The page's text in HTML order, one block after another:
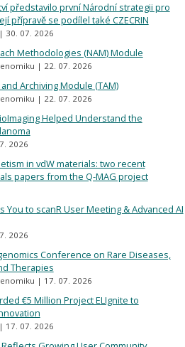
představilo první Národní strategii pro
přípravě se podílel také CZECRIN
30. 07. 2026
Methodologies (NAM) Module
22. 07. 2026
Archiving Module (TAM)
22. 07. 2026
Helped Understand the
2026
in vdW materials: two recent
papers from the Q-MAG project
You to scanR User Meeting & Advanced AI
2026
Conference on Rare Diseases,
Therapies
17. 07. 2026
€5 Million Project ELIgnite to
17. 07. 2026